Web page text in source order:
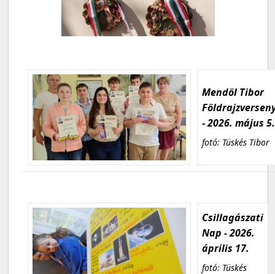
Mendöl Tibor
- 2026. május 5.
fotó: Tüskés Tibor
Csillagászati
Nap - 2026.
április 17.
fotó: Tüskés